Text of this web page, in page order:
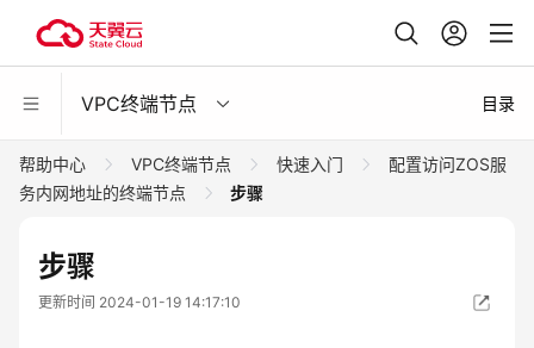
VPC终端节点 目录
帮助中心 VPC终端节点 快速入门
配置访问ZOS服
务内网地址的终端节点
步骤
步骤
更新时间 2024-01-19 14:17:10